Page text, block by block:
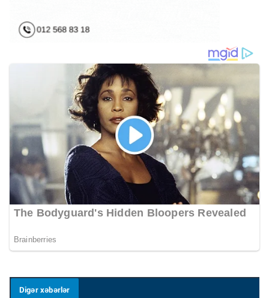
Digər xəbərlər